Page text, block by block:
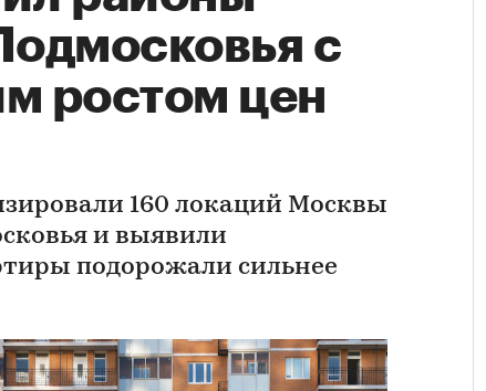
с
ростом цен
160 локаций Москвы
и выявили
подорожали сильнее